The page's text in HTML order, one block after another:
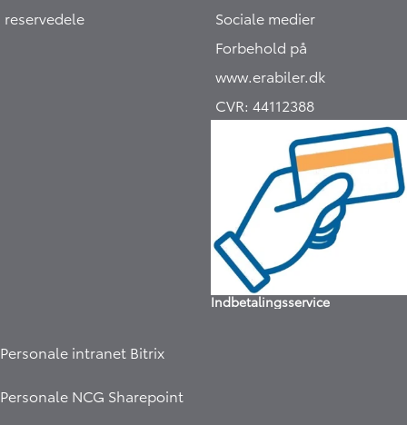
reservedele
Sociale medier
Forbehold på
www.erabiler.dk
CVR:44112388
Indbetalingsservice
Personale intranet Bitrix
Personale NCG Sharepoint
Hej 🖐 Vil du vide,
hvad din bil er værd?
20:51-Erabiler.dk